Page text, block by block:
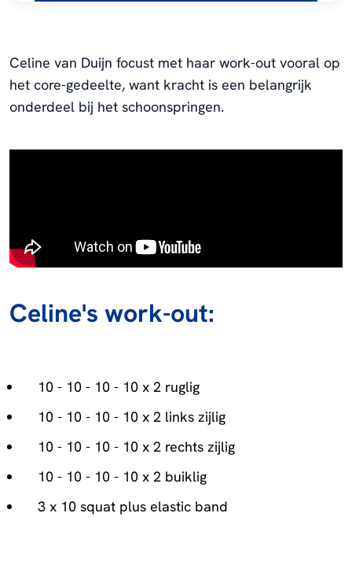
Celine van Duijn focust met haar work-out vooral op
het core-gedeelte, want kracht is een belangrijk
onderdeel bij het schoonspringen.
Celine's work-out:
10 - 10 - 10 - 10 x 2 ruglig
10 - 10 - 10 - 10 x 2 links zijlig
10 - 10 - 10 - 10 x 2 rechts zijlig
10 - 10 - 10 - 10 x 2 buiklig
3 x 10 squat plus elastic band